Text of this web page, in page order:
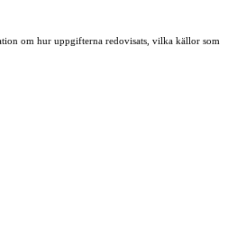
om hur uppgifterna redovisats, vilka källor som